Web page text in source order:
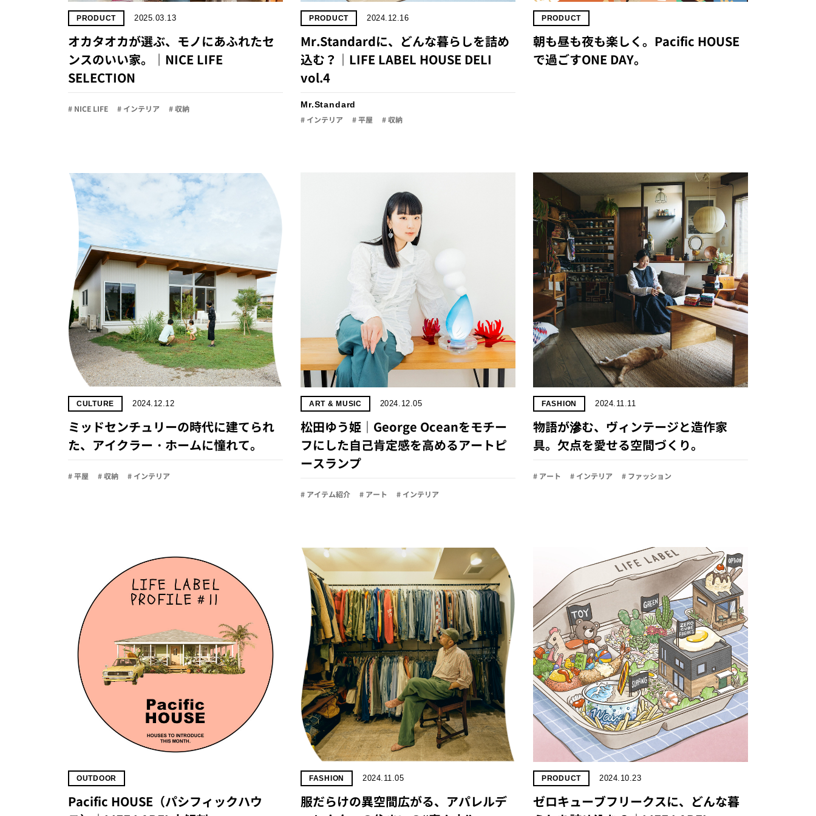
PRODUCT 2025.03.13
オカタオカが選ぶ、モノにあふれたセ
ンスのいい家。｜NICE LIFE
SELECTION
# NICE LIFE # インテリア # 収納
PRODUCT 2024.12.16
Mr.Standardに、どんな暮らしを詰め
込む？｜LIFE LABEL HOUSE DELI
vol.4
Mr.Standard
# インテリア # 平屋 # 収納
PRODUCT
朝も昼も夜も楽しく。Pacific HOUSE
で過ごすONE DAY。
CULTURE 2024.12.12
ミッドセンチュリーの時代に建てられ
た、アイクラー・ホームに憧れて。
# 平屋 # 収納 # インテリア
ART & MUSIC 2024.12.05
松田ゆう姫｜George Oceanをモチー
フにした自己肯定感を高めるアートピ
ースランプ
# アイテム紹介 # アート # インテリア
FASHION 2024.11.11
物語が滲む、ヴィンテージと造作家
具。欠点を愛せる空間づくり。
# アート # インテリア # ファッション
OUTDOOR
Pacific HOUSE（パシフィックハウ
FASHION 2024.11.05
服だらけの異空間広がる、アパレルデ
PRODUCT 2024.10.23
ゼロキューブフリークスに、どんな暮